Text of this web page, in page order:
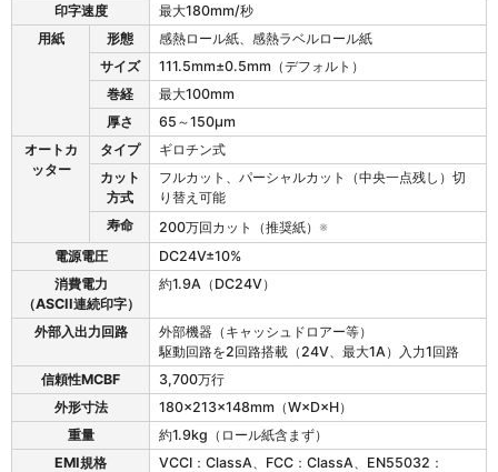
印字速度
最大180mm/秒
用紙
形態
感熱ロール紙、感熱ラベルロール紙
サイズ
111.5mm±0.5mm（デフォルト）
巻経
最大100mm
厚さ
65～150μm
オートカ
ッター
タイプ
ギロチン式
カット
方式
フルカット、パーシャルカット（中央一点残し）切
り替え可能
寿命
200万回カット（推奨紙） ※
電源電圧
DC24V±10%
消費電力
（ASCII連続印字）
約1.9A（DC24V）
外部入出力回路
外部機器（キャッシュドロアー等）
駆動回路を2回路搭載（24V、最大1A）入力1回路
信頼性MCBF
3,700万行
外形寸法
180×213×148mm（W×D×H）
重量
約1.9kg（ロール紙含まず）
EMI規格
VCCI：ClassA、FCC：ClassA、EN55032：